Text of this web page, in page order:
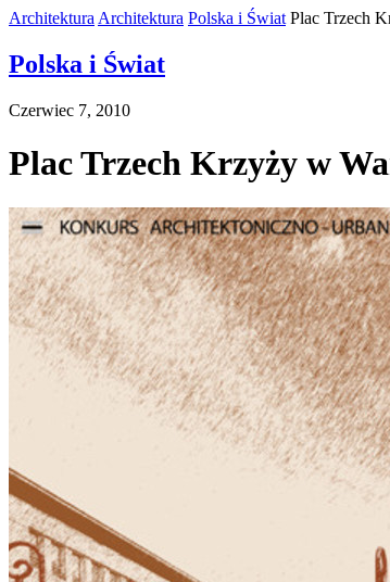
Architektura Architektura Polska i Świat Plac Trzech
Polska i Świat
Czerwiec 7, 2010
Plac Trzech Krzyży w